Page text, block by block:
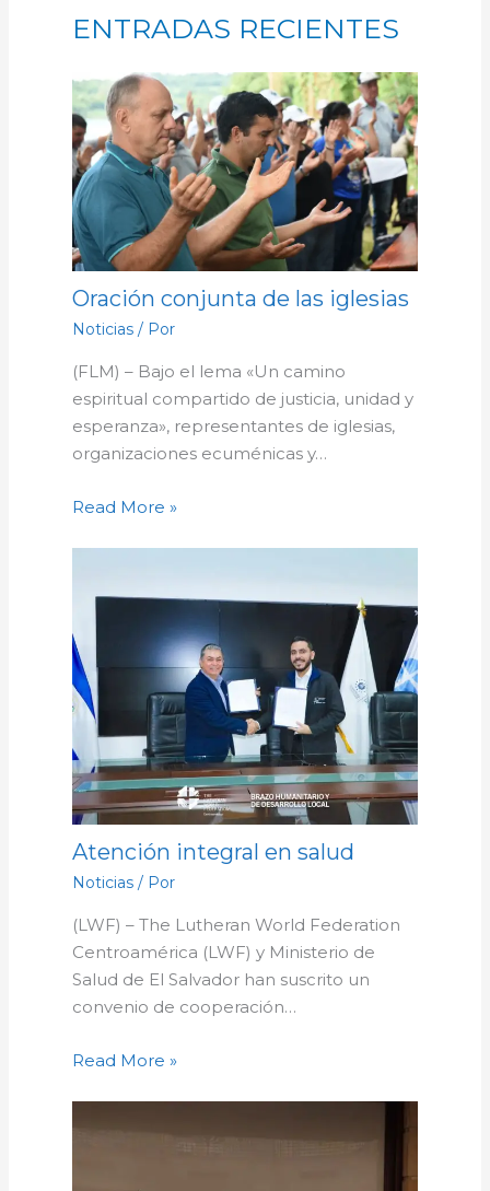
ENTRADAS RECIENTES
Oración conjunta de las iglesias
Noticias/ Por
(FLM) – Bajo el lema «Un camino
espiritual compartido de justicia, unidad y
esperanza», representantes de iglesias,
organizaciones ecuménicas y…
Read More »
Atención integral en salud
Noticias/ Por
(LWF) – The Lutheran World Federation
Centroamérica (LWF) y Ministerio de
Salud de El Salvador han suscrito un
convenio de cooperación…
Read More »